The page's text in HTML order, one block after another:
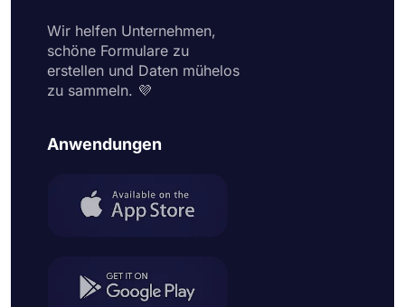
Wir helfen Unternehmen,
schöne Formulare zu
erstellen und Daten mühelos
zu sammeln. 💜
Anwendungen